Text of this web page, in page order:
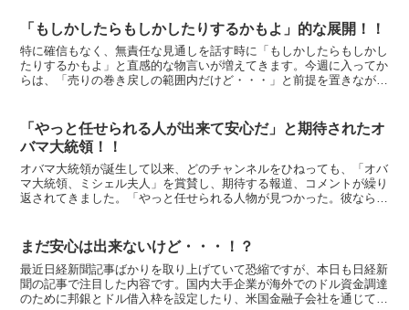
「もしかしたらもしかしたりするかもよ」的な展開！！
特に確信もなく、無責任な見通しを話す時に「もしかしたらもしかし
たりするかもよ」と直感的な物言いが増えてきます。今週に入ってか
らは、「売りの巻き戻しの範囲内だけど・・・」と前提を置きなが
「やっと任せられる人が出来て安心だ」と期待されたオ
バマ大統領！！
オバマ大統領が誕生して以来、どのチャンネルをひねっても、「オバ
マ大統領、ミシェル夫人」を賞賛し、期待する報道、コメントが繰り
返されてきました。「やっと任せられる人物が見つかった。彼なら成
まだ安心は出来ないけど・・・！？
最近日経新聞記事ばかりを取り上げていて恐縮ですが、本日も日経新
聞の記事で注目した内容です。国内大手企業が海外でのドル資金調達
のために邦銀とドル借入枠を設定したり、米国金融子会社を通じてド